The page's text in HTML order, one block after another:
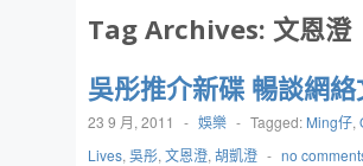
Tag Archives: 文恩澄
吳彤推介新碟 暢談網
23 9 月, 2011 - 娛樂 - Tagged: Ming仔,
Lives, 吳彤, 文恩澄, 胡凱澄 - no